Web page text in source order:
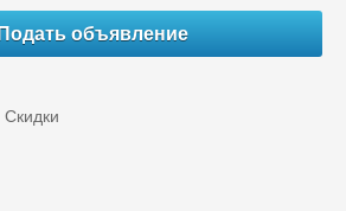
объявление